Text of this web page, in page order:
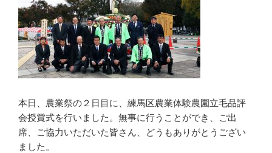
本日、農業祭の２日目に、練馬区農業体験農園立毛品評
会授賞式を行いました。無事に行うことができ、ご出
席、ご協力いただいた皆さん、どうもありがとうござい
ました。